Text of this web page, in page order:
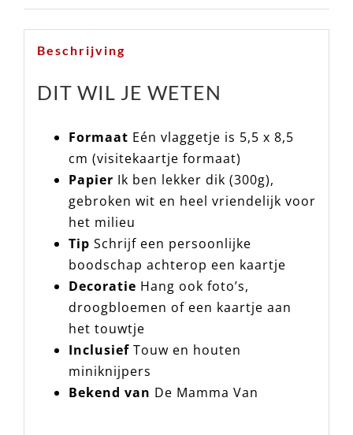
Beschrijving
DIT WIL JE WETEN
Formaat Eén vlaggetje is 5,5 x 8,5
cm (visitekaartje formaat)
Papier Ik ben lekker dik (300g),
gebroken wit en heel vriendelijk voor
het milieu
Tip Schrijf een persoonlijke
boodschap achterop een kaartje
Decoratie Hang ook foto’s,
droogbloemen of een kaartje aan
het touwtje
InclusiefTouw en houten
miniknijpers
Bekend van De Mamma Van